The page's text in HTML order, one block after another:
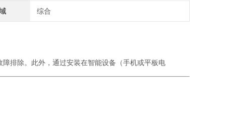
综合
排除。此外，通过安装在智能设备（手机或平板电